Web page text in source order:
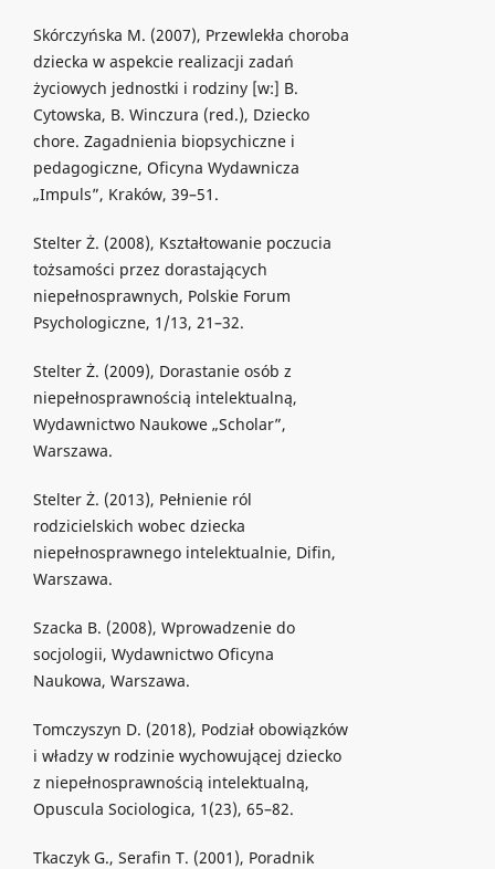
Skórczyńska M. (2007), Przewlekła choroba
dziecka w aspekcie realizacji zadań
życiowych jednostki i rodziny [w:] B.
Cytowska, B. Winczura (red.), Dziecko
chore. Zagadnienia biopsychiczne i
pedagogiczne, Oficyna Wydawnicza
„Impuls”, Kraków, 39–51.
Stelter Ż. (2008), Kształtowanie poczucia
tożsamości przez dorastających
niepełnosprawnych, Polskie Forum
Psychologiczne, 1/13, 21–32.
Stelter Ż. (2009), Dorastanie osób z
niepełnosprawnością intelektualną,
Wydawnictwo Naukowe „Scholar”,
Warszawa.
Stelter Ż. (2013), Pełnienie ról
rodzicielskich wobec dziecka
niepełnosprawnego intelektualnie, Difin,
Warszawa.
Szacka B. (2008), Wprowadzenie do
socjologii, Wydawnictwo Oficyna
Naukowa, Warszawa.
Tomczyszyn D. (2018), Podział obowiązków
i władzy w rodzinie wychowującej dziecko
z niepełnosprawnością intelektualną,
Opuscula Sociologica, 1(23), 65–82.
Tkaczyk G., Serafin T. (2001), Poradnik